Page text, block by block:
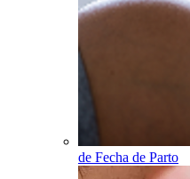
de Fecha de Parto